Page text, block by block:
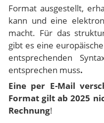
Format ausgestellt,
kann und eine
macht. Für das
gibt es eine
entsprechenden
entsprechen muss.
Eine per E-Mail
Format gilt ab 2025
Rechnung!